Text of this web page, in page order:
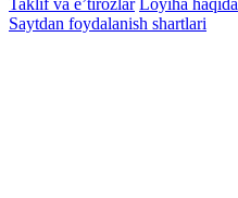
Taklif va e’tirozlar Loyiha haqida
Saytdan foydalanish shartlari